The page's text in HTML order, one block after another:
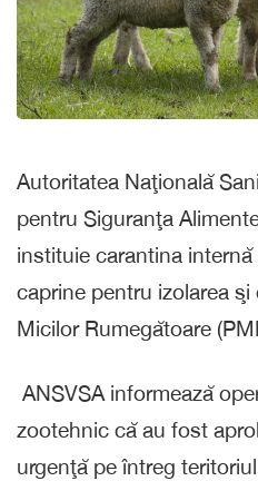
Autoritatea Naţională
pentru Siguranţa
instituie carantina
caprine pentru izolarea şi
Micilor Rumegătoare
ANSVSA informează
zootehnic că au fost
urgenţă pe întreg